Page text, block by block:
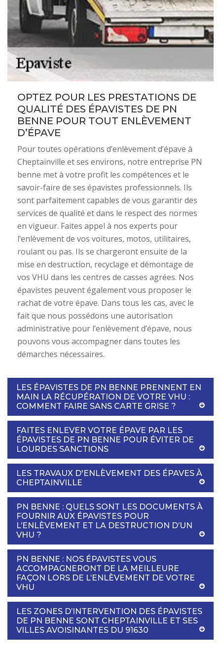
OPTEZ POUR LES PRESTATIONS DE
QUALITÉ DES ÉPAVISTES DE PN
BENNE POUR TOUT ENLÈVEMENT
D’ÉPAVE
Pour toutes opérations d’enlèvement d’épave à
Cheptainville et ses environs, notre entreprise PN
benne met à votre profit les compétences et le
savoir-faire de ses épavistes professionnels. Ils
sont parfaitement capables de vous garantir des
services de qualité et dans le respect des normes
en vigueur. Faites appel à nos experts pour
l’enlèvement de vos voitures, motos, utilitaires,
roulant ou pas. Ils se chargeront ensuite de la
mise en destruction, recyclage et démontage de
vos VHU dans les centres de casses agrées. Nos
épavistes peuvent également vous proposer le
rachat de votre épave. Dans tous les cas, avec le
fait que nous possédons une autorisation
administrative pour l’enlèvement d’épave, nous
pouvons vous accompagner dans toutes les
démarches nécessaires.
LES ÉPAVISTES DE PN BENNE PRENNENT EN
MAIN LA RÉCUPÉRATION DE VOTRE VHU :
COMMENT FAIRE SANS CARTE GRISE ?
FAITES ENLEVER VOTRE ÉPAVE PAR LES
ÉPAVISTES DE PN BENNE POUR ÉVITER DE
LOURDES SANCTIONS
LES TRAVAUX D'ENLÈVEMENT DES ÉPAVES À
CHEPTAINVILLE
PN BENNE : QUELS SONT LES DOCUMENTS À
FOURNIR AUX ÉPAVISTES POUR
L’ENLÈVEMENT ET LA DESTRUCTION D’UN
VHU ?
PN BENNE : NOS ÉPAVISTES VOUS
ACCOMPAGNERONT DE LA MEILLEURE
FAÇON LORS DE L’ENLÈVEMENT DE VOTRE
VHU
LES ZONES D’INTERVENTION DES ÉPAVISTES
DE PN BENNE SONT CHEPTAINVILLE ET SES
VILLES AVOISINANTES DU 91630